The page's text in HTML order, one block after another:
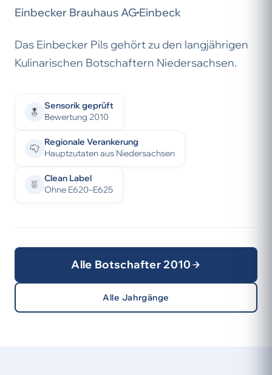
Einbecker Brauhaus AG Einbeck
Das Einbecker Pils gehört zu den langjährigen
Kulinarischen Botschaftern Niedersachsen.
Sensorik geprüft
Bewertung 2010
Regionale Verankerung
Hauptzutaten aus Niedersachsen
Clean Label
Ohne E620–E625
Alle Botschafter 2010
Alle Jahrgänge